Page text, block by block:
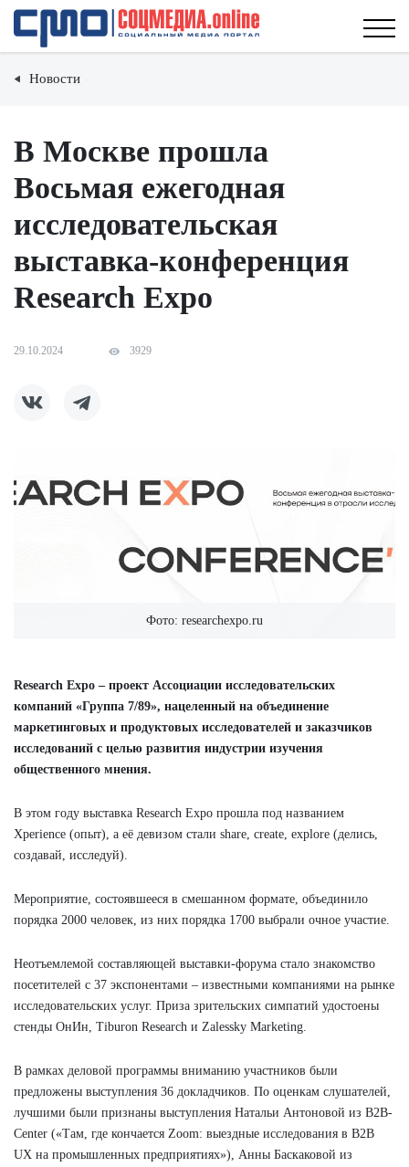
Новости
В Москве прошла
Восьмая ежегодная
исследовательская
выставка-конференция
Research Expo
29.10.2024 3929
Фото: researchexpo.ru
Research Expo – проект Ассоциации исследовательских
компаний «Группа 7/89», нацеленный на объединение
маркетинговых и продуктовых исследователей и заказчиков
исследований с целью развития индустрии изучения
общественного мнения.
В этом году выставка Research Expo прошла под названием
Xperience (опыт), а её девизом стали share, create, explore (делись,
создавай, исследуй).
Мероприятие, состоявшееся в смешанном формате, объединило
порядка 2000 человек, из них порядка 1700 выбрали очное участие.
Неотъемлемой составляющей выставки-форума стало знакомство
посетителей с 37 экспонентами – известными компаниями на рынке
исследовательских услуг. Приза зрительских симпатий удостоены
стенды ОнИн, Tiburon Research и Zalessky Marketing.
В рамках деловой программы вниманию участников были
предложены выступления 36 докладчиков. По оценкам слушателей,
лучшими были признаны выступления Натальи Антоновой из B2B-
Center («Там, где кончается Zoom: выездные исследования в B2B
UX на промышленных предприятиях»), Анны Баскаковой из